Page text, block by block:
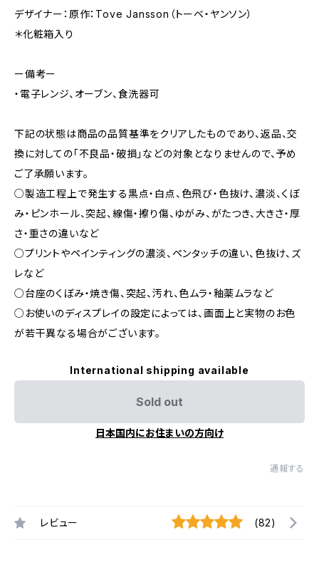
デザイナー：原作：Tove Jansson（トーベ・ヤンソン）
＊化粧箱入り
ー備考ー
・電子レンジ、オーブン、食洗器可
下記の状態は商品の品質基準をクリアしたものであり、返品、交
換に対しての「不良品・破損」などの対象となりませんので、予め
ご了承願います。
○製造工程上で発生する黒点・白点、色飛び・色抜け、濃淡、くぼ
み・ピンホール、突起、線傷・擦り傷、ゆがみ、がたつき、大きさ・厚
さ・重さの違いなど
○プリントやペインティングの濃淡、ペンタッチの違い、色抜け、ズ
レなど
○台座のくぼみ・焼き傷、突起、汚れ、色ムラ・釉薬ムラなど
○お使いのディスプレイの設定によっては、画面上と実物のお色
が若干異なる場合がございます。
International shipping available
Sold out
日本国内にお住まいの方向け
通報する
レビュー (82)